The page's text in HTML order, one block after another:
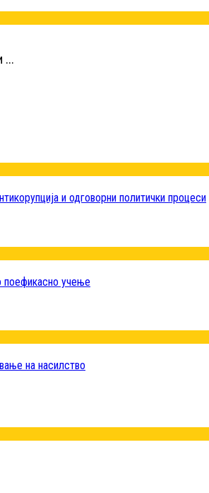
...
и одговорни политички процеси
поефикасно учење
на насилство